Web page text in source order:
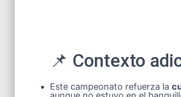
📌 Contexto
Este campeonato refuerza la